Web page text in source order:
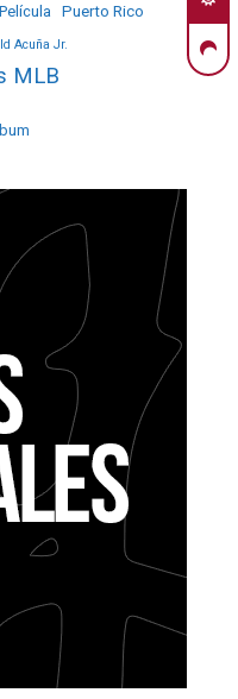
Película Puerto Rico
Acuña Jr.
MLB